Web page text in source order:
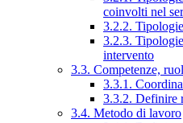
coinvolti nel
3.2.2.
3.2.3.
intervento
3.3. Competenze,
3.3.1.
3.3.2. Definire
3.4. Metodo di lavoro